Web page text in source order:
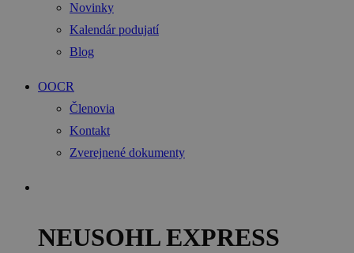
Novinky
Kalendár podujatí
Blog
OOCR
Členovia
Kontakt
Zverejnené dokumenty
NEUSOHL EXPRESS